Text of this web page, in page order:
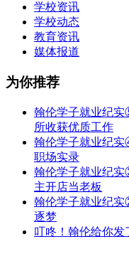
学校资讯
学校动态
教育资讯
媒体报道
为你推荐
翰伦学子就业纪
所收获优质工作
翰伦学子就业纪
职场实录
翰伦学子就业纪
主开店当老板
翰伦学子就业纪
逐梦
叮咚！翰伦给你